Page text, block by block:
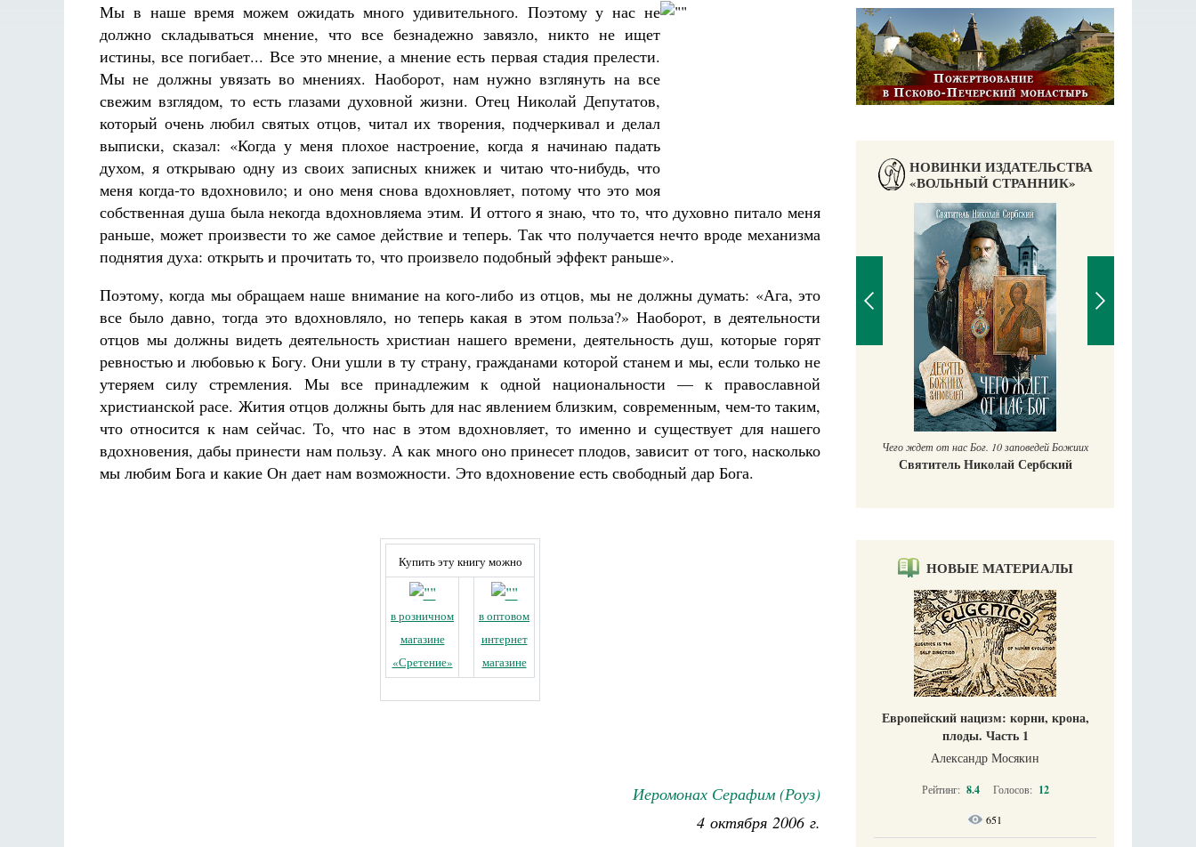
Мы в наше время можем ожидать много удивительного. Поэтому у нас не
должно складываться мнение, что все безнадежно завязло, никто не ищет
истины, все погибает... Все это мнение, а мнение есть первая стадия прелести.
Мы не должны увязать во мнениях. Наоборот, нам нужно взглянуть на все
свежим взглядом, то есть глазами духовной жизни. Отец Николай Депутатов,
который очень любил святых отцов, читал их творения, подчеркивал и делал
выписки, сказал: «Когда у меня плохое настроение, когда я начинаю падать
духом, я открываю одну из своих записных книжек и читаю что-нибудь, что
меня когда-то вдохновило; и оно меня снова вдохновляет, потому что это моя
собственная душа была некогда вдохновляема этим. И оттого я знаю, что то, что духовно питало меня
раньше, может произвести то же самое действие и теперь. Так что получается нечто вроде механизма
поднятия духа: открыть и прочитать то, что произвело подобный эффект раньше».
Поэтому, когда мы обращаем наше внимание на кого-либо из отцов, мы не должны думать: «Ага, это
все было давно, тогда это вдохновляло, но теперь какая в этом польза?» Наоборот, в деятельности
отцов мы должны видеть деятельность христиан нашего времени, деятельность душ, которые горят
ревностью и любовью к Богу. Они ушли в ту страну, гражданами которой станем и мы, если только не
утеряем силу стремления. Мы все принадлежим к одной национальности — к православной
христианской расе. Жития отцов должны быть для нас явлением близким, современным, чем-то таким,
что относится к нам сейчас. То, что нас в этом вдохновляет, то именно и существует для нашего
вдохновения, дабы принести нам пользу. А как много оно принесет плодов, зависит от того, насколько
мы любим Бога и какие Он дает нам возможности. Это вдохновение есть свободный дар Бога.
Купить эту книгу можно
в розничном
магазине
«Сретение»
в оптовом
интернет
магазине
Иеромонах Серафим (Роуз)
4 октября 2006 г.
НОВИНКИ ИЗДАТЕЛЬСТВА
«ВОЛЬНЫЙ СТРАННИК»
Разлуки не будет
Фредерика де Грааф Как найти своё место в жизни
Кирилл Мурышев
Великомученик Георгий Победоносец. Научись у
Роман Котов Чего ждет от нас Бог. 10 заповедей Божиих
Святитель Николай Сербский
НОВЫЕ МАТЕРИАЛЫ
Европейский нацизм: корни, крона,
плоды. Часть 1
Александр Мосякин
Рейтинг: 8.4 Голосов: 12
651